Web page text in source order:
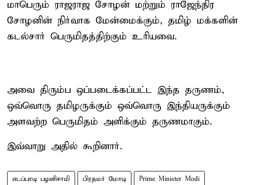
மாபெரும் ராஜராஜ சோழன் மற்றும் ராஜேந்திர
சோழனின் நிர்வாக மேன்மைக்கும், தமிழ் மக்களின்
கடல்சார் பெருமிதத்திற்கும் உரியவை.
அவை திரும்ப ஒப்படைக்கப்பட்ட இந்த தருணம்,
ஒவ்வொரு தமிழருக்கும் ஒவ்வொரு இந்தியருக்கும்
அளவற்ற பெருமிதம் அளிக்கும் தருணமாகும்.
இவ்வாறு அதில் கூறினார்.
எடப்பாடி பழனிசாமி பிரதமர் மோடி Prime Minister Modi